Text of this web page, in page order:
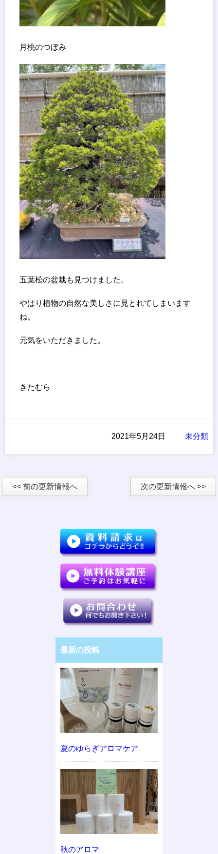
月桃のつぼみ
五葉松の盆栽も見つけました。
やはり植物の自然な美しさに見とれてしまいます
ね。
元気をいただきました。
きたむら
未分類
2021年5月24日
<< 前の更新情報へ 次の更新情報へ >>
最新の投稿
夏のゆらぎアロマケア
秋のアロマ